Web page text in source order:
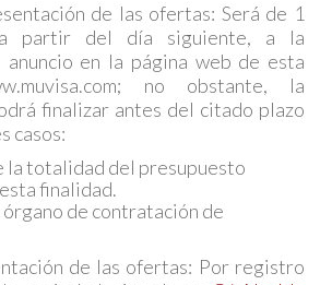
de las ofertas: Será de 1
partir del día siguiente, a la
anuncio en la página web de esta
no obstante, la
finalizar antes del citado plazo
casos:
la totalidad del presupuesto
finalidad.
de contratación de
de las ofertas: Por registro